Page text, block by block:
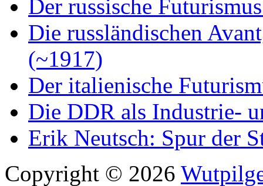
Der russische
Die russländischen
(~1917)
Der italienische
Die DDR als Industrie-
Erik Neutsch: Spur der
Copyright © 2026